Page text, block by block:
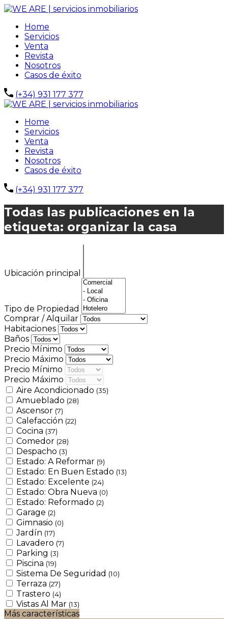
Home
Servicios
Venta
Revista
Nosotros
Casos de éxito
(+34) 931 177 377
Home
Servicios
Venta
Revista
Nosotros
Casos de éxito
(+34) 931 177 377
Todas las publicaciones en la
etiqueta: organizar la casa
Ubicación principal
Tipo de Propiedad
Comprar / Alquilar
Habitaciones
Baños
Precio Mínimo
Precio Máximo
Precio Mínimo
Precio Máximo
Aire Acondicionado (35)
Amueblado (28)
Ascensor (7)
Calefacción (22)
Cocina (37)
Comedor (28)
Despacho (3)
Estado: A Reformar (9)
Estado: En Buen Estado (13)
Estado: Excelente (24)
Estado: Obra Nueva (0)
Estado: Reformado (2)
Garage (2)
Gimnasio (0)
Jardín (17)
Lavadero (7)
Parking (3)
Piscina (19)
Sistema De Seguridad (10)
Terraza (27)
Trastero (4)
Vistas Al Mar (13)
Más características